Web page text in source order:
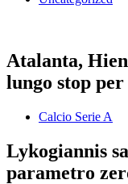
Atalanta,
lungo stop per
Calcio Serie A
Lykogiannis
parametro